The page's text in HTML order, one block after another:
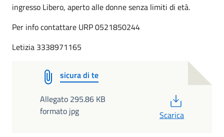
ingresso Libero, aperto alle donne senza limiti di età.
Per info contattare URP 0521850244
Letizia 3338971165
sicura di te
Allegato 295.86 KB
formato jpg
Scarica